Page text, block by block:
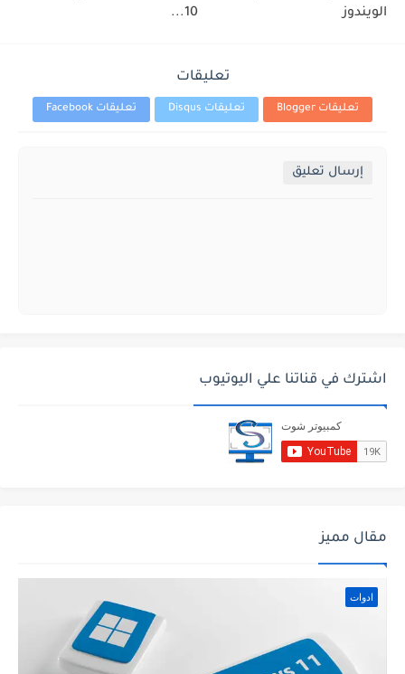
الويندوز
10...
تعليقات
تعليقات Blogger تعليقات Disqus تعليقات Facebook
إرسال تعليق
اشترك في قناتنا علي اليوتيوب
مقال مميز
ادوات